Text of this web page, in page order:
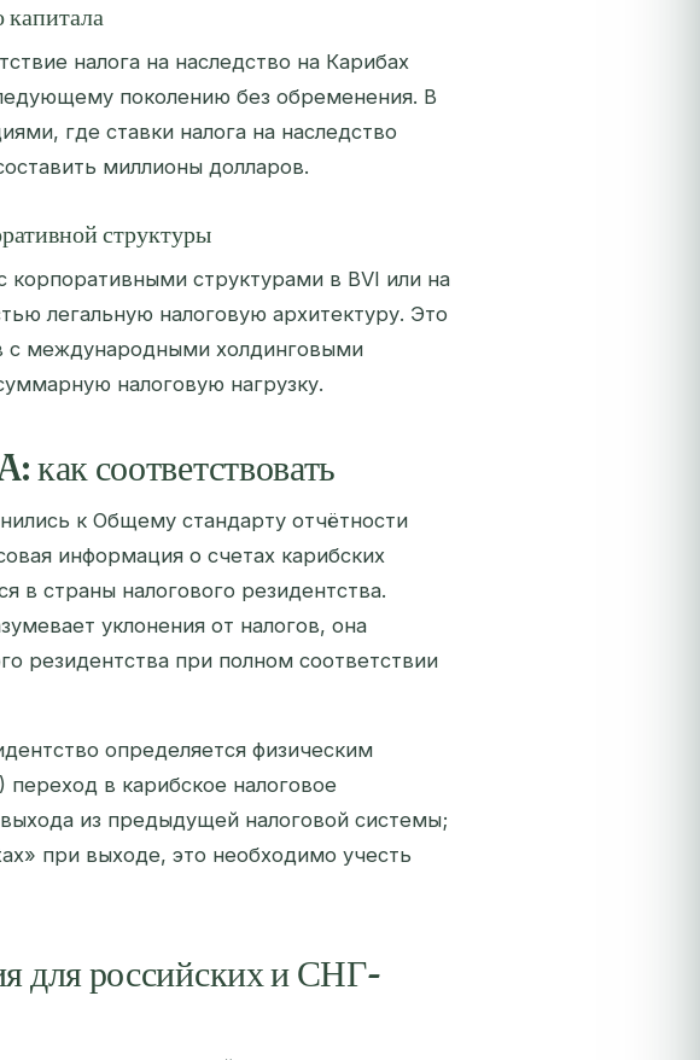
капитала
налога на наследство на Карибах
поколению без обременения. В
где ставки налога на наследство
миллионы долларов.
структуры
корпоративными структурами в BVI или на
легальную налоговую архитектуру. Это
с международными холдинговыми
налоговую нагрузку.
соответствовать
к Общему стандарту отчётности
информация о счетах карибских
в страны налогового резидентства.
уклонения от налогов, она
резидентства при полном соответствии
определяется физическим
в карибское налоговое
из предыдущей налоговой системы;
при выходе, это необходимо учесть
для российских и СНГ-